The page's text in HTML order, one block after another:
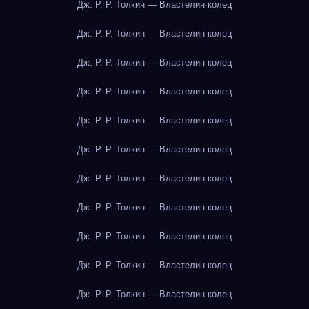
Дж. Р. Р. Толкин — Властелин колец
Дж. Р. Р. Толкин — Властелин колец
Дж. Р. Р. Толкин — Властелин колец
Дж. Р. Р. Толкин — Властелин колец
Дж. Р. Р. Толкин — Властелин колец
Дж. Р. Р. Толкин — Властелин колец
Дж. Р. Р. Толкин — Властелин колец
Дж. Р. Р. Толкин — Властелин колец
Дж. Р. Р. Толкин — Властелин колец
Дж. Р. Р. Толкин — Властелин колец
Дж. Р. Р. Толкин — Властелин колец